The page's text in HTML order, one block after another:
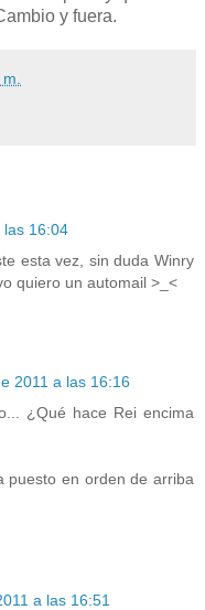
y fuera.
las 16:04
esta vez, sin duda Winry
quiero un automail >_<
2011 a las 16:16
¿Qué hace Rei encima
puesto en orden de arriba
a las 16:51